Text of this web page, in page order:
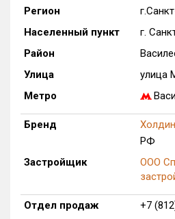
от до
с
Рейтинг ЕРЗ
Найдено:
Многоквартирных домов
Регион
Населенный пункт
г.
Район
Улица
улица
Метро
Бренд
РФ
Застройщик
ООО
Отдел продаж
+7